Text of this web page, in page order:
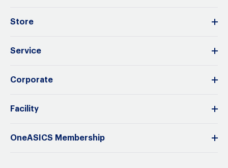
Store
Service
Corporate
Facility
OneASICS Membership